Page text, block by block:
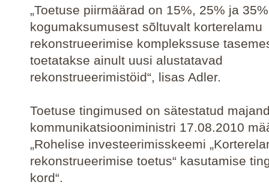
„Toetuse piirmäärad on 15%, 25% ja
kogumaksumusest sõltuvalt korterelamu
rekonstrueerimise komplekssuse
toetatakse ainult uusi alustatavad
rekonstrueerimistöid“, lisas Adler.
Toetuse tingimused on sätestatud
kommunikatsiooniministri 17.08.2010
„Rohelise investeerimisskeemi
rekonstrueerimise toetus“ kasutamise
kord“.